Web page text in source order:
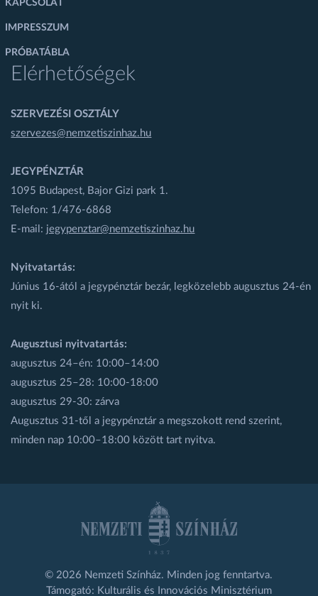
KAPCSOLAT
IMPRESSZUM
PRÓBATÁBLA
Elérhetőségek
SZERVEZÉSI OSZTÁLY
szervezes@nemzetiszinhaz.hu
JEGYPÉNZTÁR
1095 Budapest, Bajor Gizi park 1.
Telefon: 1/476-6868
E-mail: jegypenztar@nemzetiszinhaz.hu
Nyitvatartás:
Június 16-ától a jegypénztár bezár, legközelebb augusztus 24-én
nyit ki.
Augusztusi nyitvatartás:
augusztus 24–én: 10:00–14:00
augusztus 25–28: 10:00-18:00
augusztus 29-30: zárva
Augusztus 31-től a jegypénztár a megszokott rend szerint,
minden nap 10:00–18:00 között tart nyitva.
© 2026 Nemzeti Színház. Minden jog fenntartva.
Támogató: Kulturális és Innovációs Minisztérium